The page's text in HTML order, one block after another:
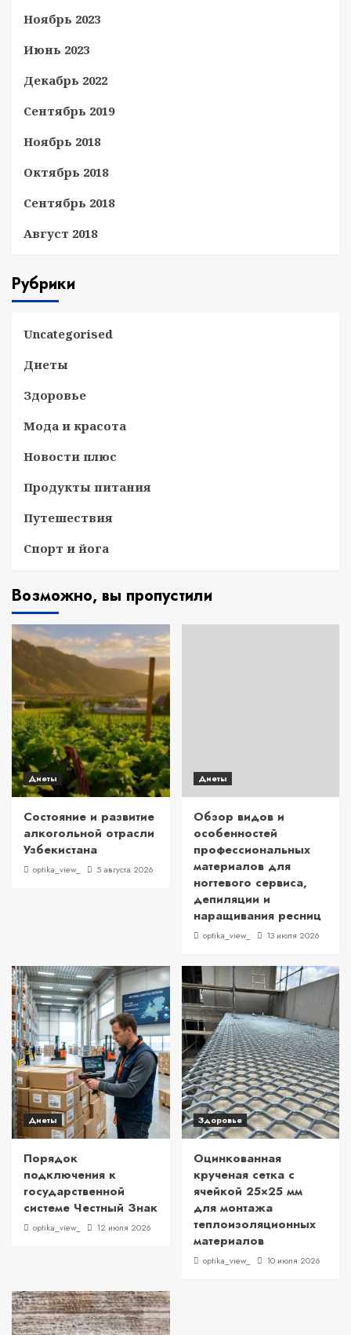
Ноябрь 2023
Июнь 2023
Декабрь 2022
Сентябрь 2019
Ноябрь 2018
Октябрь 2018
Сентябрь 2018
Август 2018
Рубрики
Uncategorised
Диеты
Здоровье
Мода и красота
Новости плюс
Продукты питания
Путешествия
Спорт и йога
Возможно, вы пропустили
Диеты
Состояние и развитие
алкогольной отрасли
Узбекистана
optika_view_ 5 августа 2026
Диеты
Обзор видов и
особенностей
профессиональных
материалов для
ногтевого сервиса,
депиляции и
наращивания ресниц
optika_view_ 13 июля 2026
Диеты
Порядок
подключения к
государственной
системе Честный Знак
optika_view_ 12 июля 2026
Здоровье
Оцинкованная
крученая сетка с
ячейкой 25×25 мм
для монтажа
теплоизоляционных
материалов
optika_view_ 10 июля 2026